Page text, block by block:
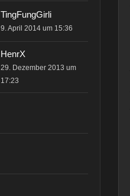
TingFungGirli
9. April 2014 um 15:36
HenrX
29. Dezember 2013 um
17:23